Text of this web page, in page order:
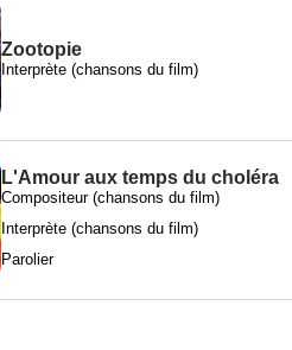
Zootopie
Interprète (chansons du film)
L'Amour aux temps du choléra
Compositeur (chansons du film)
Interprète (chansons du film)
Parolier